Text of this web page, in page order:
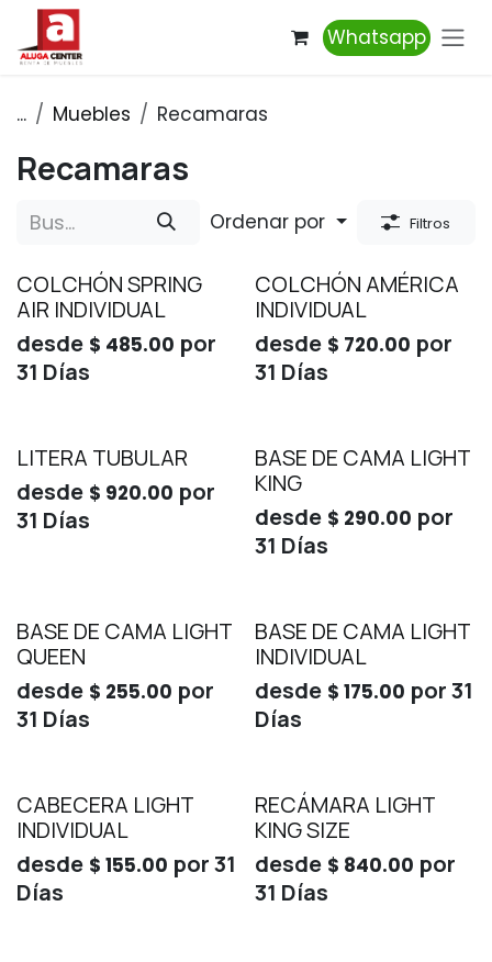
Ir al contenido
Whatsapp
... Muebles Recamaras
Recamaras
Ordenar por Filtros
COLCHÓN SPRING
AIR INDIVIDUAL
desde $ 485.00 por
31 Días
COLCHÓN AMÉRICA
INDIVIDUAL
desde $ 720.00 por
31 Días
LITERA TUBULAR
desde $ 920.00 por
31 Días
BASE DE CAMA LIGHT
KING
desde $ 290.00 por
31 Días
BASE DE CAMA LIGHT
QUEEN
desde $ 255.00 por
31 Días
BASE DE CAMA LIGHT
INDIVIDUAL
desde $ 175.00 por31
Días
CABECERA LIGHT
INDIVIDUAL
desde $ 155.00 por31
Días
RECÁMARA LIGHT
KING SIZE
desde $ 840.00 por
31 Días